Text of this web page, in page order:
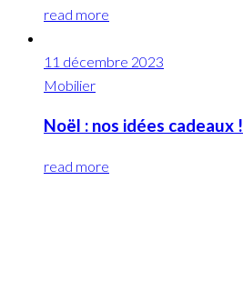
read more
11 décembre 2023
Mobilier
Noël : nos idées cadeaux !
read more